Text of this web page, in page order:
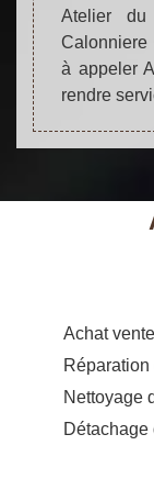
Atelier
Calonniere
à appeler
rendre
Achat
Nettoyage